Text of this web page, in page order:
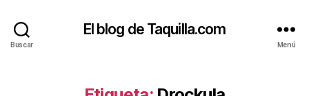
Buscar
El blog de Taquilla.com
Menú